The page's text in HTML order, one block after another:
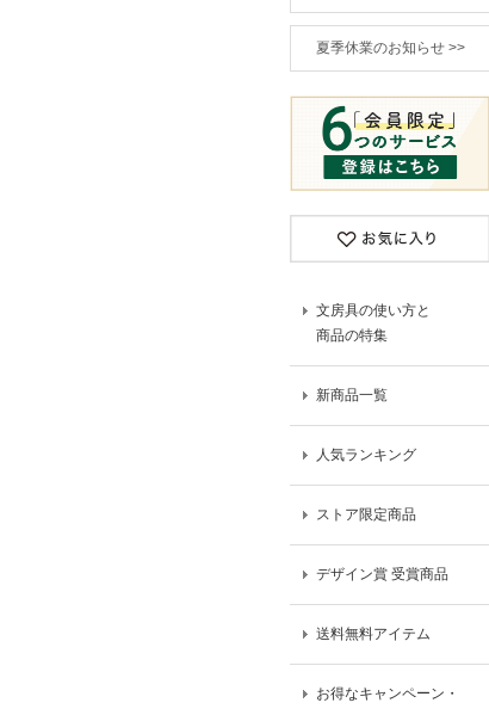
夏季休業のお知らせ >>
文房具の使い方と
商品の特集
新商品一覧
人気ランキング
ストア限定商品
デザイン賞 受賞商品
送料無料アイテム
お得なキャンペーン・